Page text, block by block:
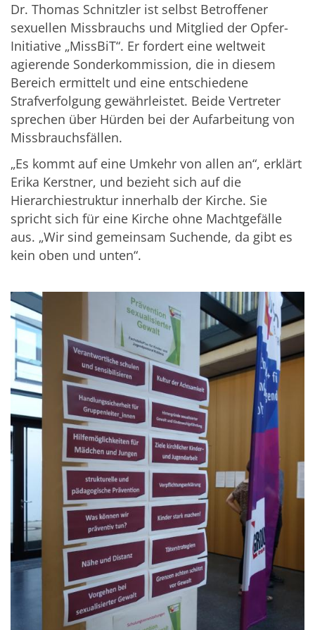
Dr. Thomas Schnitzler ist selbst Betroffener
sexuellen Missbrauchs und Mitglied der Opfer-
Initiative „MissBiT“. Er fordert eine weltweit
agierende Sonderkommission, die in diesem
Bereich ermittelt und eine entschiedene
Strafverfolgung gewährleistet. Beide Vertreter
sprechen über Hürden bei der Aufarbeitung von
Missbrauchsfällen.
„Es kommt auf eine Umkehr von allen an“, erklärt
Erika Kerstner, und bezieht sich auf die
Hierarchiestruktur innerhalb der Kirche. Sie
spricht sich für eine Kirche ohne Machtgefälle
aus. „Wir sind gemeinsam Suchende, da gibt es
kein oben und unten“.